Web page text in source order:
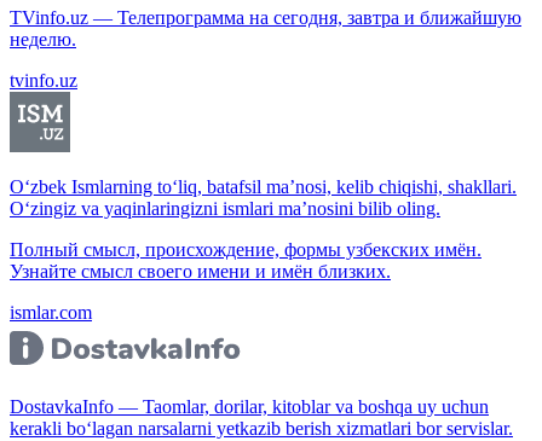
TVinfo.uz — Телепрограмма на сегодня, завтра и ближайшую
неделю.
tvinfo.uz
O‘zbek Ismlarning to‘liq, batafsil ma’nosi, kelib chiqishi, shakllari.
O‘zingiz va yaqinlaringizni ismlari ma’nosini bilib oling.
Полный смысл, происхождение, формы узбекских имён.
Узнайте смысл своего имени и имён близких.
ismlar.com
DostavkaInfo — Taomlar, dorilar, kitoblar va boshqa uy uchun
kerakli bo‘lagan narsalarni yetkazib berish xizmatlari bor servislar.